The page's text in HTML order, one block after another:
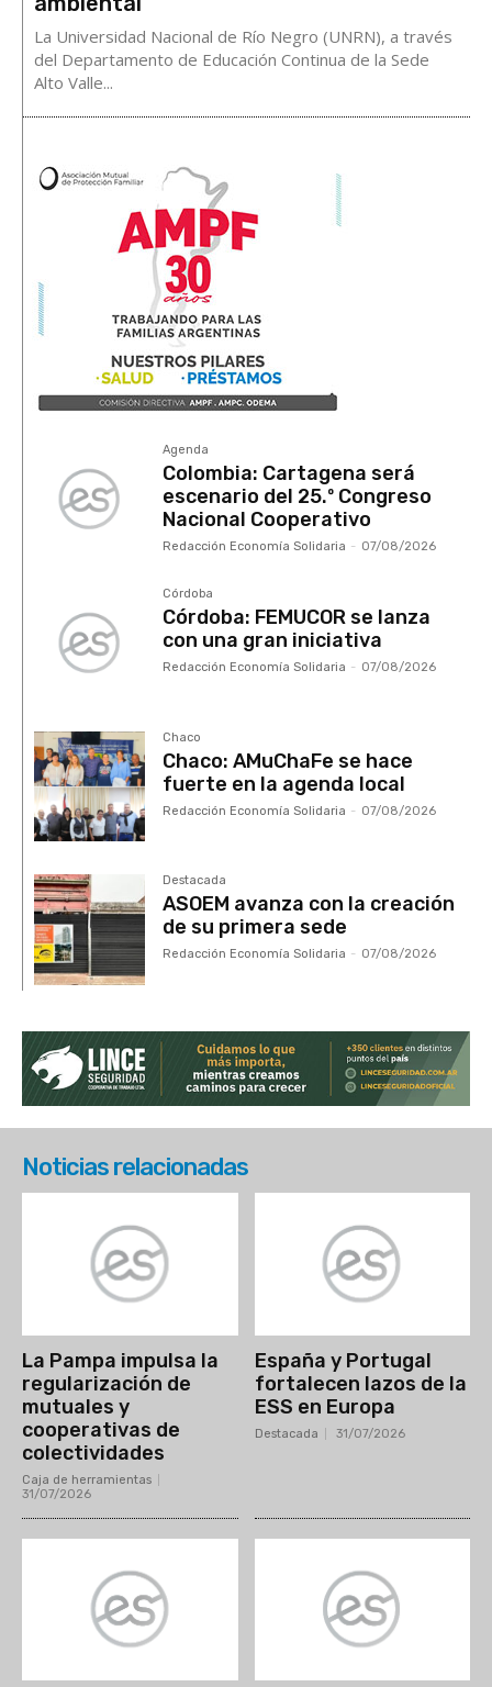
La Universidad Nacional de Río Negro (UNRN), a través
del Departamento de Educación Continua de la Sede
Alto Valle...
Agenda
Colombia: Cartagena será
escenario del 25.º Congreso
Nacional Cooperativo
Redacción Economía Solidaria - 07/08/2026
Córdoba
Córdoba: FEMUCOR se lanza
con una gran iniciativa
Redacción Economía Solidaria - 07/08/2026
Chaco
Chaco: AMuChaFe se hace
fuerte en la agenda local
Redacción Economía Solidaria - 07/08/2026
Destacada
ASOEM avanza con la creación
de su primera sede
Redacción Economía Solidaria - 07/08/2026
Noticias relacionadas
La Pampa impulsa la
regularización de
mutuales y
cooperativas de
colectividades
Caja de herramientas
31/07/2026
España y Portugal
fortalecen lazos de la
ESS en Europa
Destacada 31/07/2026